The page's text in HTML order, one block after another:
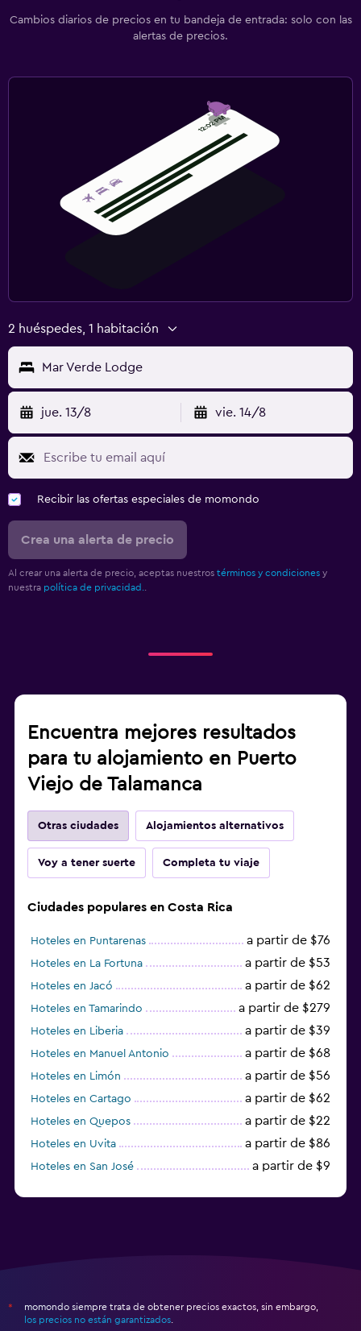
Cambios diarios de precios en tu bandeja de entrada: solo con las
alertas de precios.
2 huéspedes, 1 habitación
Mar Verde Lodge
jue. 13/8 vie. 14/8
Recibir las ofertas especiales de momondo
Crea una alerta de precio
Al crear una alerta de precio, aceptas nuestros términos y condiciones y
nuestra política de privacidad.
Encuentra mejores resultados
para tu alojamiento en Puerto
Viejo de Talamanca
Otras ciudades Alojamientos alternativos
Voy a tener suerte Completa tu viaje
Ciudades populares en Costa Rica
Hoteles en Puntarenas a partir de $76
Hoteles en La Fortuna a partir de $53
Hoteles en Jacó a partir de $62
Hoteles en Tamarindo a partir de $279
Hoteles en Liberia a partir de $39
Hoteles en Manuel Antonio a partir de $68
Hoteles en Limón a partir de $56
Hoteles en Cartago a partir de $62
Hoteles en Quepos a partir de $22
Hoteles en Uvita a partir de $86
Hoteles en San José a partir de $9
*
momondo siempre trata de obtener precios exactos, sin embargo,
los precios no están garantizados